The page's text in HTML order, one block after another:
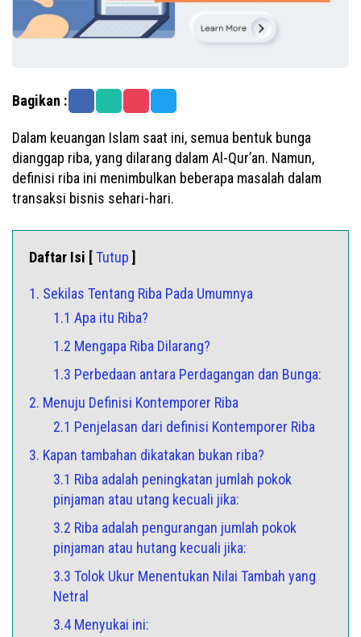
Bagikan :
Dalam keuangan Islam saat ini, semua bentuk bunga
dianggap riba, yang dilarang dalam Al-Qur’an. Namun,
definisi riba ini menimbulkan beberapa masalah dalam
transaksi bisnis sehari-hari.
Daftar Isi [Tutup ]
1. Sekilas Tentang Riba Pada Umumnya
1.1 Apa itu Riba?
1.2 Mengapa Riba Dilarang?
1.3 Perbedaan antara Perdagangan dan Bunga:
2. Menuju Definisi Kontemporer Riba
2.1 Penjelasan dari definisi Kontemporer Riba
3. Kapan tambahan dikatakan bukan riba?
3.1 Riba adalah peningkatan jumlah pokok
pinjaman atau utang kecuali jika:
3.2 Riba adalah pengurangan jumlah pokok
pinjaman atau hutang kecuali jika:
3.3 Tolok Ukur Menentukan Nilai Tambah yang
Netral
3.4 Menyukai ini: